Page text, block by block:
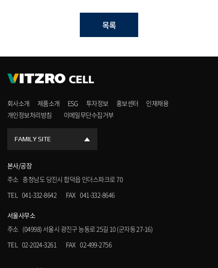
목록
회사소개 제품소개 ESG 투자정보 홍보센터
인재채용
개인정보처리방침
이메일무단수집거부
FAMILY SITE
본사/공장
주소 충청남도 당진시 합덕읍 인더스파크로 70
TEL
041-332-8642 FAX 041-332-8646
서울사무소
주소 (04998) 서울시 광진구 능동로 25길 10 (군자동 27-16)
TEL
02-2024-3261 FAX 02-499-2756